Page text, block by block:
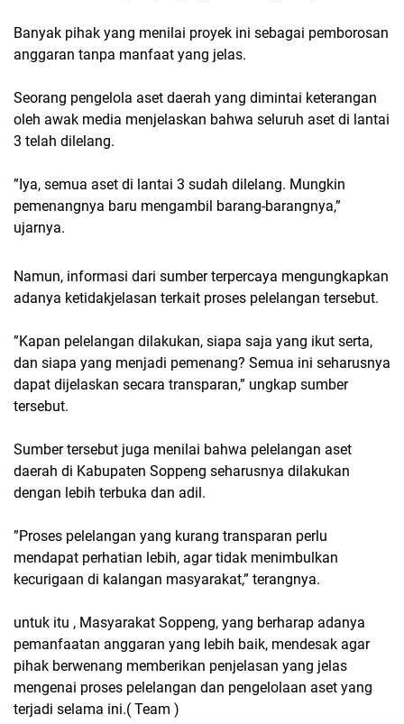
Banyak pihak yang menilai proyek ini sebagai pemborosan
anggaran tanpa manfaat yang jelas.
Seorang pengelola aset daerah yang dimintai keterangan
oleh awak media menjelaskan bahwa seluruh aset di lantai
3 telah dilelang.
”Iya, semua aset di lantai 3 sudah dilelang. Mungkin
pemenangnya baru mengambil barang-barangnya,”
ujarnya.
Namun, informasi dari sumber terpercaya mengungkapkan
adanya ketidakjelasan terkait proses pelelangan tersebut.
”Kapan pelelangan dilakukan, siapa saja yang ikut serta,
dan siapa yang menjadi pemenang? Semua ini seharusnya
dapat dijelaskan secara transparan,” ungkap sumber
tersebut.
Sumber tersebut juga menilai bahwa pelelangan aset
daerah di Kabupaten Soppeng seharusnya dilakukan
dengan lebih terbuka dan adil.
”Proses pelelangan yang kurang transparan perlu
mendapat perhatian lebih, agar tidak menimbulkan
kecurigaan di kalangan masyarakat,” terangnya.
untuk itu , Masyarakat Soppeng, yang berharap adanya
pemanfaatan anggaran yang lebih baik, mendesak agar
pihak berwenang memberikan penjelasan yang jelas
mengenai proses pelelangan dan pengelolaan aset yang
terjadi selama ini.( Team )